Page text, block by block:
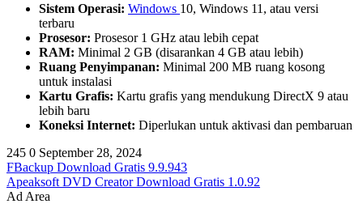
Sistem Operasi: Windows 10, Windows 11, atau versi
terbaru
Prosesor: Prosesor 1 GHz atau lebih cepat
RAM: Minimal 2 GB (disarankan 4 GB atau lebih)
Ruang Penyimpanan: Minimal 200 MB ruang kosong
untuk instalasi
Kartu Grafis: Kartu grafis yang mendukung DirectX 9 atau
lebih baru
Koneksi Internet: Diperlukan untuk aktivasi dan pembaruan
245 0 September 28, 2024
FBackup Download Gratis 9.9.943
Apeaksoft DVD Creator Download Gratis 1.0.92
Ad Area